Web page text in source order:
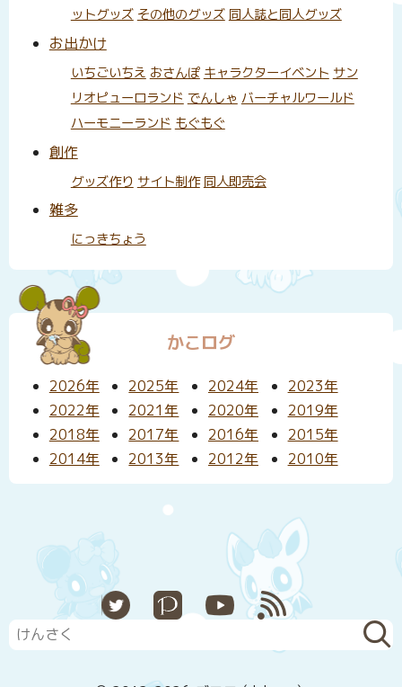
ットグッズ その他のグッズ 同人誌と同人グッズ
お出かけ
いちごいちえ おさんぽ キャラクターイベント サン
リオピューロランド でんしゃ バーチャルワールド
ハーモニーランド もぐもぐ
創作
グッズ作り サイト制作 同人即売会
雑多
にっきちょう
かこログ
2026年 2025年 2024年
2023年
2022年
2021年 2020年
2019年
2018年
2017年 2016年
2015年
2014年
2013年 2012年 2010年
Pixiv YouTubeRSS